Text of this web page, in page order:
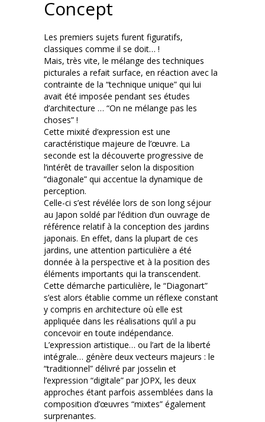
Concept
Les premiers sujets furent figuratifs,
classiques comme il se doit… !
Mais, très vite, le mélange des techniques
picturales a refait surface, en réaction avec la
contrainte de la “technique unique” qui lui
avait été imposée pendant ses études
d’architecture … “On ne mélange pas les
choses” !
Cette mixité d’expression est une
caractéristique majeure de l’œuvre. La
seconde est la découverte progressive de
l’intérêt de travailler selon la disposition
“diagonale” qui accentue la dynamique de
perception.
Celle-ci s’est révélée lors de son long séjour
au Japon soldé par l’édition d’un ouvrage de
référence relatif à la conception des jardins
japonais. En effet, dans la plupart de ces
jardins, une attention particulière a été
donnée à la perspective et à la position des
éléments importants qui la transcendent.
Cette démarche particulière, le “Diagonart”
s’est alors établie comme un réflexe constant
y compris en architecture où elle est
appliquée dans les réalisations qu’il a pu
concevoir en toute indépendance.
L’expression artistique… ou l’art de la liberté
intégrale… génère deux vecteurs majeurs : le
“traditionnel” délivré par josselin et
l’expression “digitale” par JOPX, les deux
approches étant parfois assemblées dans la
composition d’œuvres “mixtes” également
surprenantes.